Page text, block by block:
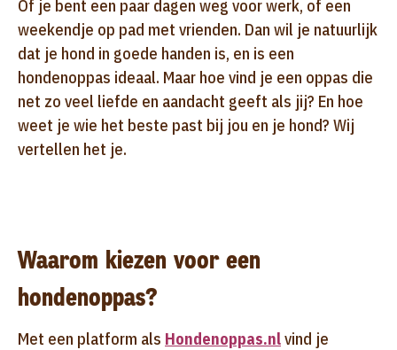
Of je bent een paar dagen weg voor werk, of een
weekendje op pad met vrienden. Dan wil je natuurlijk
dat je hond in goede handen is, en is een
hondenoppas ideaal. Maar hoe vind je een oppas die
net zo veel liefde en aandacht geeft als jij? En hoe
weet je wie het beste past bij jou en je hond? Wij
vertellen het je.
Waarom kiezen voor een
hondenoppas?
Met een platform als Hondenoppas.nlvind je